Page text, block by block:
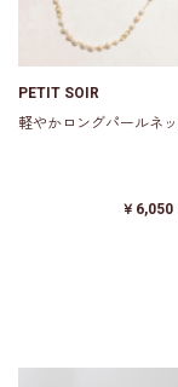
PETIT SOIR
軽やかロングパールネ
￥6,050